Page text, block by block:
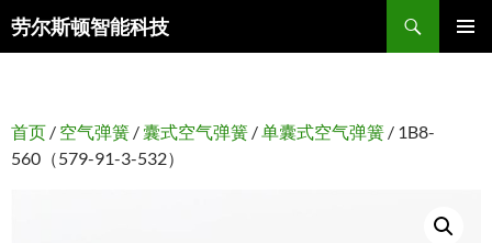
劳尔斯顿智能科技
搜
索
首页 / 空气弹簧 / 囊式空气弹簧 /单囊式空气弹簧 / 1B8-
560（579-91-3-532）